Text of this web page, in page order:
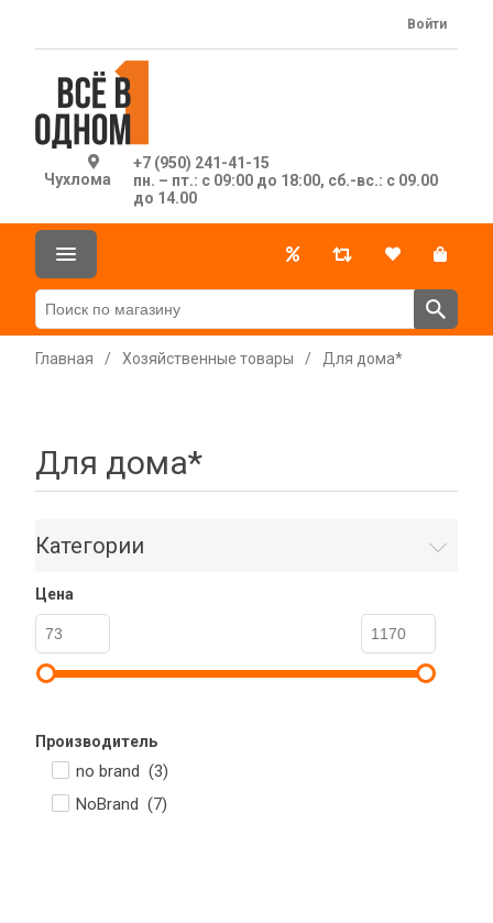
Чухлома
+7 (950) 241-41-15
пн. – пт.: с 09:00 до 18:00, сб.-вс.: с 09.00
до 14.00
Войти
Главная / Хозяйственные товары / Для дома*
Для дома*
Категории
Цена
Производитель
no brand (3)
NoBrand (7)